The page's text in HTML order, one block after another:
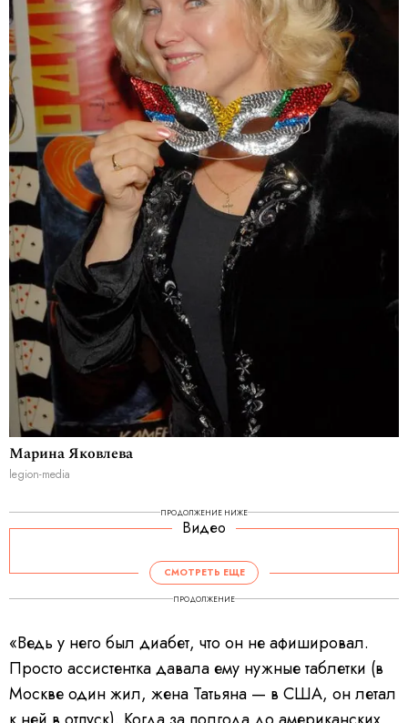
Марина Яковлева
legion-media
ПРОДОЛЖЕНИЕ НИЖЕ
Видео
СМОТРЕТЬ ЕЩЕ
ПРОДОЛЖЕНИЕ
«Ведь у него был диабет, что он не афишировал.
Просто ассистентка давала ему нужные таблетки (в
Москве один жил, жена Татьяна — в США, он летал